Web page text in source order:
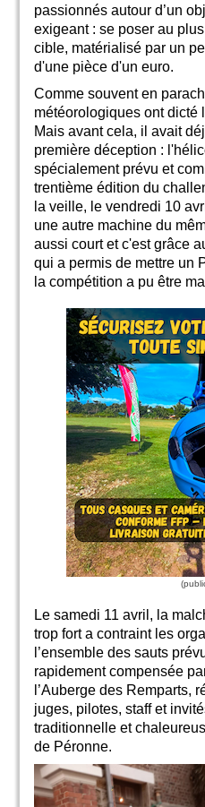
passionnés autour d’un
exigeant : se poser au
cible, matérialisé par un
d'une pièce d'un euro.
Comme souvent en
météorologiques ont dicté
Mais avant cela, il avait
première déception :
spécialement prévu et
trentième édition du
la veille, le vendredi 10
une autre machine du
aussi court et c'est grâce
qui a permis de mettre un
la compétition a pu être
Le samedi 11 avril, la
trop fort a contraint les
l’ensemble des sauts
rapidement compensée
l’Auberge des Remparts,
juges, pilotes, staff et
traditionnelle et
de Péronne.